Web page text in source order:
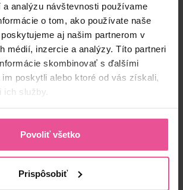
analýzu návštevnosti používame
o tom, ako používate naše
aj našim partnerom v
médií, inzercie a analýzy. Títo partneri
skombinovať s ďalšími
poskytli alebo ktoré od vás získali,
služby.
Povoliť všetko
Prispôsobiť
+ Vložiť do košíka
02555-56SLE
INTERNATIONAL 2005, S.A., vyrobené pre